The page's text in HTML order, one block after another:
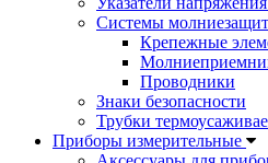
Системы
Крепежные
Проводники
Знаки безопасности
Трубки
Приборы измерительные